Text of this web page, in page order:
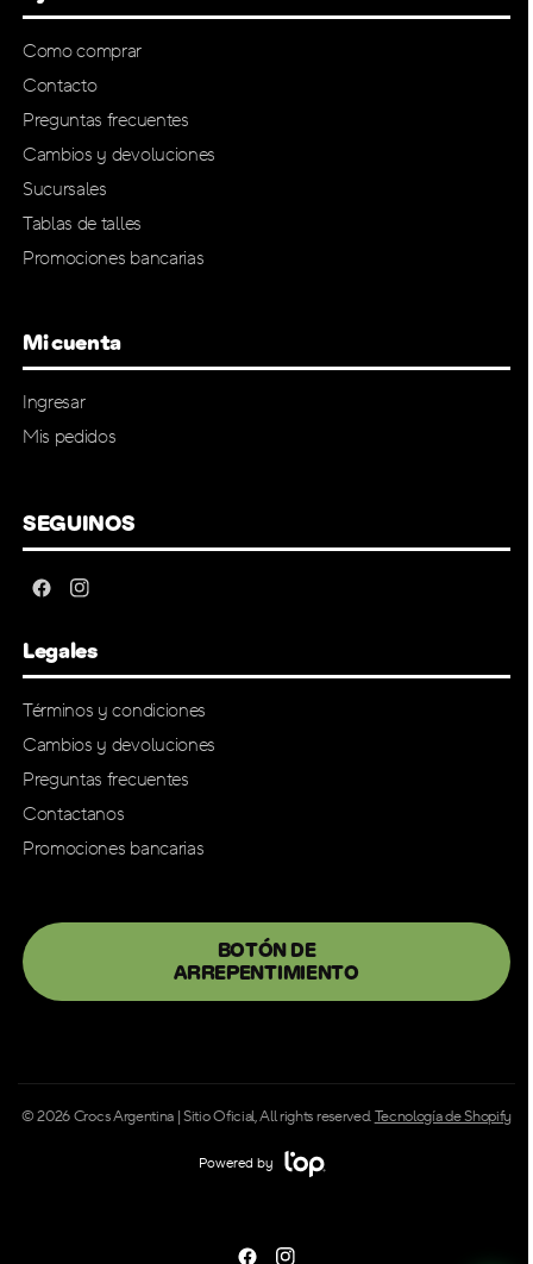
Como comprar
Contacto
Preguntas frecuentes
Cambios y devoluciones
Sucursales
Tablas de talles
Promociones bancarias
Mi cuenta
Ingresar
Mis pedidos
SEGUINOS
Legales
Términos y condiciones
Cambios y devoluciones
Preguntas frecuentes
Contactanos
Promociones bancarias
BOTÓN DE
ARREPENTIMIENTO
© 2026 Crocs Argentina | Sitio Oficial, All rights reserved.Tecnología de Shopify
Powered by